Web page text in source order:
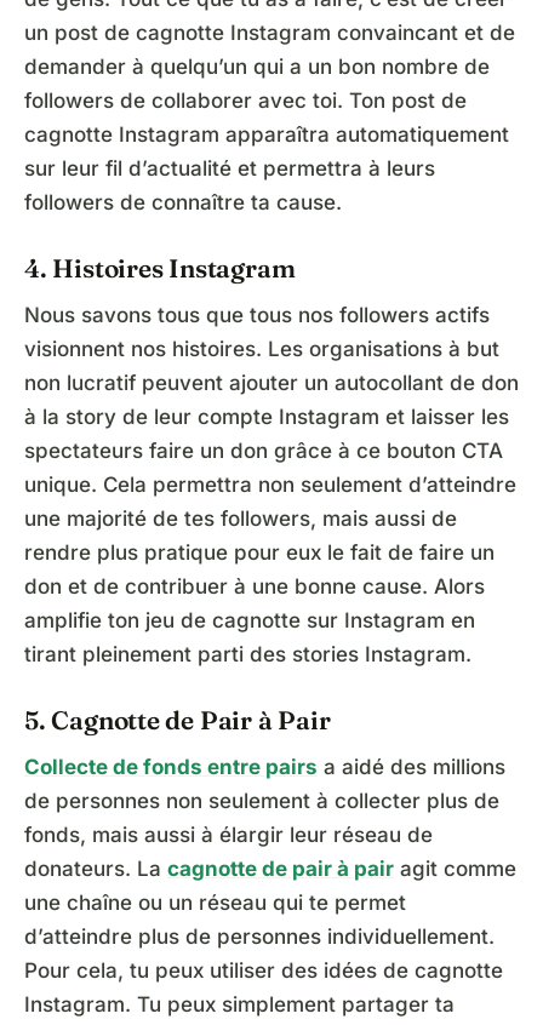
un post de cagnotte Instagram convaincant et de
demander à quelqu’un qui a un bon nombre de
followers de collaborer avec toi. Ton post de
cagnotte Instagram apparaîtra automatiquement
sur leur fil d’actualité et permettra à leurs
followers de connaître ta cause.
4. Histoires Instagram
Nous savons tous que tous nos followers actifs
visionnent nos histoires. Les organisations à but
non lucratif peuvent ajouter un autocollant de don
à la story de leur compte Instagram et laisser les
spectateurs faire un don grâce à ce bouton CTA
unique. Cela permettra non seulement d’atteindre
une majorité de tes followers, mais aussi de
rendre plus pratique pour eux le fait de faire un
don et de contribuer à une bonne cause. Alors
amplifie ton jeu de cagnotte sur Instagram en
tirant pleinement parti des stories Instagram.
5. Cagnotte de Pair à Pair
Collecte de fonds entre pairs a aidé des millions
de personnes non seulement à collecter plus de
fonds, mais aussi à élargir leur réseau de
donateurs. La cagnotte de pair à pair agit comme
une chaîne ou un réseau qui te permet
d’atteindre plus de personnes individuellement.
Pour cela, tu peux utiliser des idées de cagnotte
Instagram. Tu peux simplement partager ta